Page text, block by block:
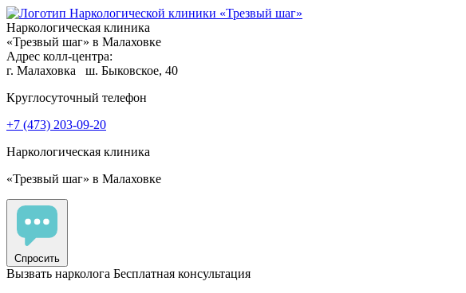
Наркологическая клиника
«Трезвый шаг» в Малаховке
Адрес колл-центра:
г. Малаховка
ш. Быковское, 40
Круглосуточный телефон
+7 (473) 203-09-20
Наркологическая клиника
«Трезвый шаг» в Малаховке
Спросить
Вызвать нарколога Бесплатная консультация